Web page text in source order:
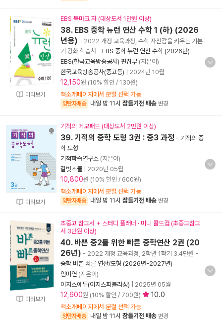
미리보기
EBS 북마크 자 (대상도서 1만원 이상)
38. EBS 중학 뉴런 연산 수학 1 (하) (2026
년용) - 2022 개정 교육과정, 수학 자신감을 키우는 기본
기 강화 학습서 - EBS 중학 뉴런 연산 수학 (2026년)
EBS(한국교육방송공사) 편집부 (지은이)
한국교육방송공사(중고등)
2024년 10월
12,150원 (10% 할인 / 130원)
책소개페이지에서 분철 선택 가능
양탄자배송 내일 밤 11시 잠들기전 배송 변경
미리보기
기적의 메모패드 (대상도서 2만원 이상)
39. 기적의 중학 도형 3권 : 중3 과정 - 기적의 중
학 도형
기적학습연구소 (지은이)
길벗스쿨
2020년 05월
10,800원 (10% 할인 / 600원)
책소개페이지에서 분철 선택 가능
양탄자배송 내일 밤 11시 잠들기전 배송 변경
미리보기
초중고 참고서 + 스터디 플래너 · 미니 콜드컵 (초중고참고
서 3만원 이상)
40. 바쁜 중2를 위한 빠른 중학연산 2권 (20
26년) - 2022 개정 교육과정, 2학년 1학기 3.4단원 -
중학 바쁜 빠른 연산/도형 (2026년-2027년)
임미연 (지은이)
이지스에듀(이지스퍼블리싱)
2025년 05월
12,600원 (10% 할인 / 700원) 10.0
책소개페이지에서 분철 선택 가능
양탄자배송 내일 밤 11시 잠들기전 배송 변경